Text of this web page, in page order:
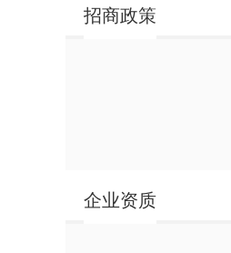
招商政策
企业资质